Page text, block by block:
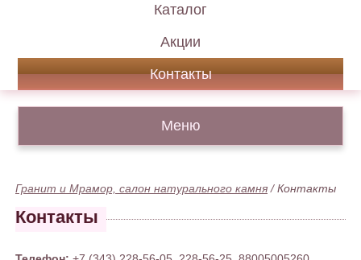
Каталог
Акции
Контакты
Меню
Гранит и Мрамор, салон натурального камня /Контакты
Контакты